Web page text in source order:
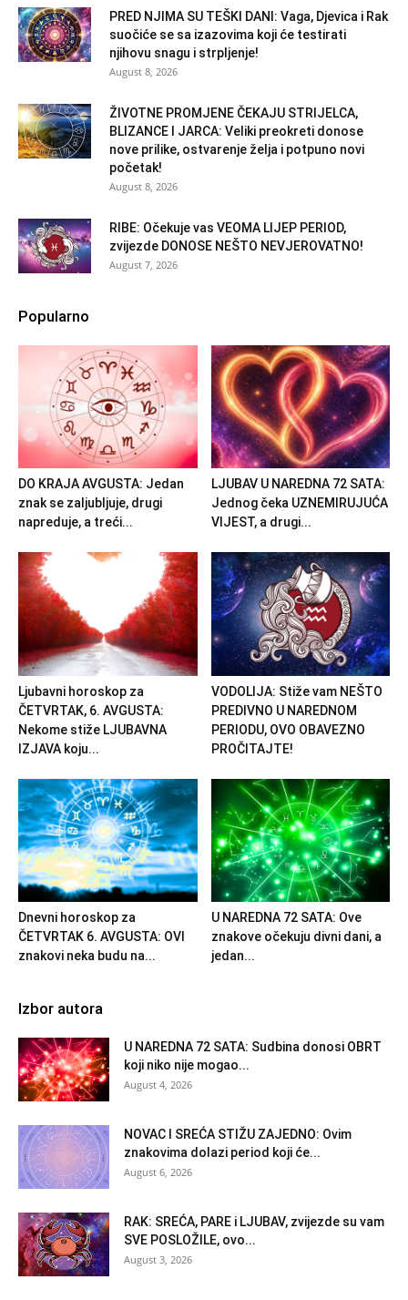
PRED NJIMA SU TEŠKI DANI: Vaga, Djevica i Rak
suočiće se sa izazovima koji će testirati
njihovu snagu i strpljenje!
August 8, 2026
ŽIVOTNE PROMJENE ČEKAJU STRIJELCA,
BLIZANCE I JARCA: Veliki preokreti donose
nove prilike, ostvarenje želja i potpuno novi
početak!
August 8, 2026
RIBE: Očekuje vas VEOMA LIJEP PERIOD,
zvijezde DONOSE NEŠTO NEVJEROVATNO!
August 7, 2026
Popularno
DO KRAJA AVGUSTA: Jedan
znak se zaljubljuje, drugi
napreduje, a treći...
LJUBAV U NAREDNA 72 SATA:
Jednog čeka UZNEMIRUJUĆA
VIJEST, a drugi...
Ljubavni horoskop za
ČETVRTAK, 6. AVGUSTA:
Nekome stiže LJUBAVNA
IZJAVA koju...
VODOLIJA: Stiže vam NEŠTO
PREDIVNO U NAREDNOM
PERIODU, OVO OBAVEZNO
PROČITAJTE!
Dnevni horoskop za
ČETVRTAK 6. AVGUSTA: OVI
znakovi neka budu na...
U NAREDNA 72 SATA: Ove
znakove očekuju divni dani, a
jedan...
Izbor autora
U NAREDNA 72 SATA: Sudbina donosi OBRT
koji niko nije mogao...
August 4, 2026
NOVAC I SREĆA STIŽU ZAJEDNO: Ovim
znakovima dolazi period koji će...
August 6, 2026
RAK: SREĆA, PARE i LJUBAV, zvijezde su vam
SVE POSLOŽILE, ovo...
August 3, 2026